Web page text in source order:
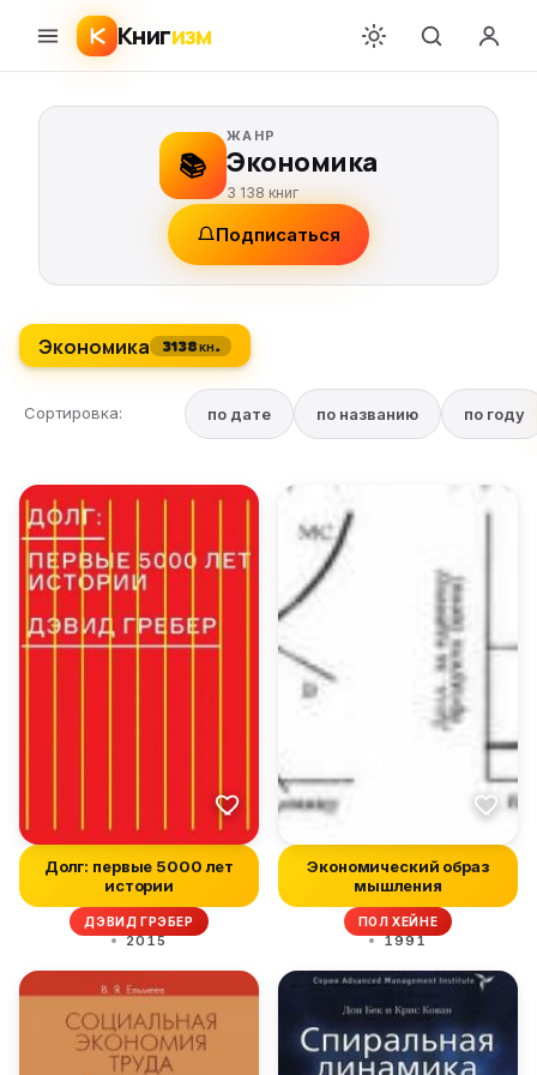
Книгизм
📚
ЖАНР
Экономика
3 138 книг
Подписаться
Экономика 3138 кн.
Сортировка: по дате по названию по году
Долг: первые 5000 лет
истории
ДЭВИД ГРЭБЕР
2015
Экономический образ
мышления
ПОЛ ХЕЙНЕ
1991